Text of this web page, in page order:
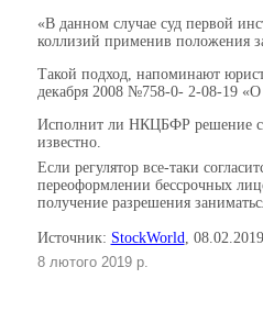
«В данном случае суд первой
коллизий применив положения
Такой подход, напоминают
декабря 2008 №758-0- 2-08-19
Исполнит ли НКЦБФР решение
известно.
Если регулятор все-таки
переоформлении бессрочных
получение разрешения
Источник: StockWorld ,
8 лютого 2019 р.